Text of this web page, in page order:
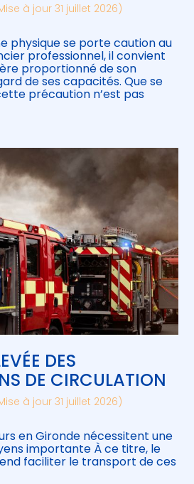
à jour 31 juillet 2026)
physique se porte caution au
professionnel, il convient
proportionné de son
de ses capacités. Que se
précaution n’est pas
DES
DE CIRCULATION
à jour 31 juillet 2026)
en Gironde nécessitent une
importante À ce titre, le
faciliter le transport de ces